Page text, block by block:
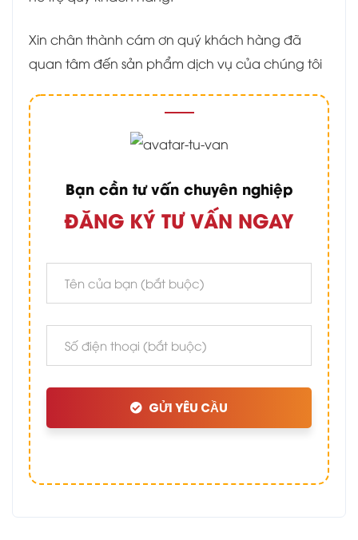
Xin chân thành cám ơn quý khách hàng đã
quan tâm đến sản phẩm dịch vụ của chúng tôi
Bạn cần tư vấn chuyên nghiệp
ĐĂNG KÝ TƯ VẤN NGAY
GỬI YÊU CẦU